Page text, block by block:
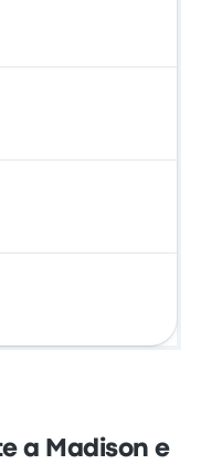
a Madison e